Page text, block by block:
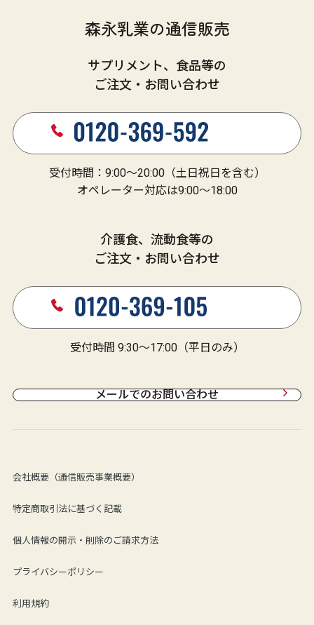
森永乳業の通信販売
サプリメント、食品等の
ご注文・お問い合わせ
受付時間：9:00～20:00（土日祝日を含む）
オペレーター対応は9:00～18:00
介護食、流動食等の
ご注文・お問い合わせ
受付時間 9:30～17:00（平日のみ）
メールでのお問い合わせ
会社概要（通信販売事業概要）
特定商取引法に基づく記載
個人情報の開示・削除のご請求方法
プライバシーポリシー
利用規約